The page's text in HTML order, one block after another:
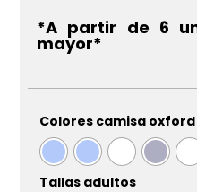
*A partir de 6
mayor*
Colores camisa oxford
Tallas adultos